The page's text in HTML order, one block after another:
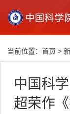
当前位置： 首页 >
中国科
超荣作